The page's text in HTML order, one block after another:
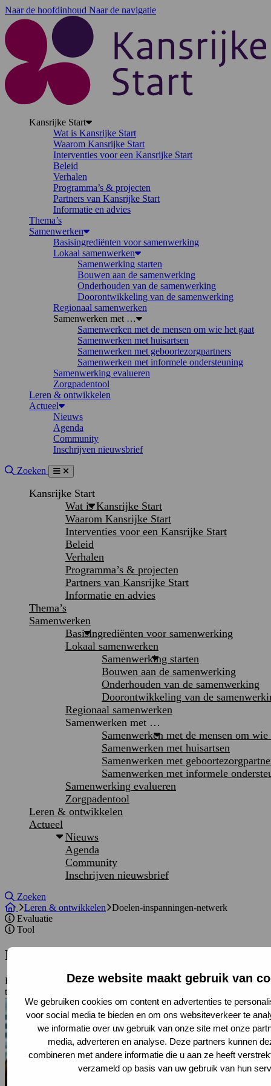
Deze website maakt gebruik van
We gebruiken cookies om content en advertenties te
voor social media te bieden en om ons websiteverkeer te
we informatie over uw gebruik van onze site met onze
media, adverteren en analyse. Deze partners kunnen
combineren met andere informatie die u aan ze heeft
verzameld op basis van uw gebruik van hun
Naar de hoofdinhoud Naar de navigatie
Kansrijke Start
Wat is Kansrijke Start
Waarom Kansrijke Start
Interventies voor een Kansrijke Start
Beleid
Verhalen
Programma’s & projecten
Partners van Kansrijke Start
Informatie en advies
Thema’s
Samenwerken
Basisingrediënten voor samenwerking
Lokaal samenwerken
Samenwerking starten
Bouwen aan de samenwerking
Onderhouden van de samenwerking
Doorontwikkeling van de samenwerking
Regionaal samenwerken
Samenwerken met …
Samenwerken met de mensen om wie het gaat
Samenwerken met huisartsen
Samenwerken met geboortezorgpartners
Samenwerken met informele ondersteuning
Samenwerking evalueren
Zorgpadentool
Leren & ontwikkelen
Actueel
Nieuws
Agenda
Community
Inschrijven nieuwsbrief
Site doorzoeken
Zoeken
Menu
Sluiten
Kansrijke Start
Wat is Kansrijke Start
Waarom Kansrijke Start
Interventies voor een Kansrijke Start
Beleid
Verhalen
Programma’s & projecten
Partners van Kansrijke Start
Informatie en advies
Thema’s
Samenwerken
Basisingrediënten voor samenwerking
Lokaal samenwerken
Samenwerking starten
Bouwen aan de samenwerking
Onderhouden van de samenwerking
Doorontwikkeling van de
Regionaal samenwerken
Samenwerken met …
Samenwerken met de mensen om wie
Samenwerken met huisartsen
Samenwerken met
Samenwerken met informele
Samenwerking evalueren
Zorgpadentool
Leren & ontwikkelen
Actueel
Nieuws
Agenda
Community
Inschrijven nieuwsbrief
Site doorzoeken
Zoeken
Leren & ontwikkelen
Doelen-inspanningen-netwerk
Evaluatie
Tool
Doelen-inspanningen-netwerk
Een doelen-inspanningen-netwerk (DIN) brengt de samenhang
tussen doelen en inspanningen in kaart, van ambitie tot uitvoering.